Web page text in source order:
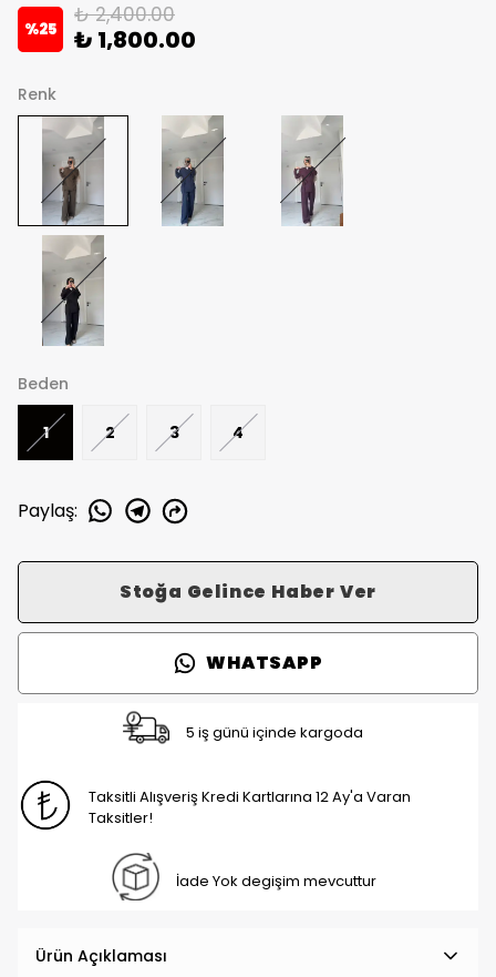
%25
₺ 2,400.00
₺ 1,800.00
Renk
Beden
1 2 3 4
Paylaş:
Stoğa Gelince Haber Ver
WHATSAPP
5 iş günü içinde kargoda
Taksitli Alışveriş Kredi Kartlarına 12 Ay'a Varan
Taksitler!
İade Yok degişim mevcuttur
Ürün Açıklaması